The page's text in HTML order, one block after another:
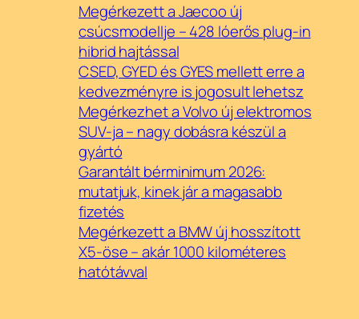
Megérkezett a Jaecoo új
csúcsmodellje – 428 lóerős plug-in
hibrid hajtással
CSED, GYED és GYES mellett erre a
kedvezményre is jogosult lehetsz
Megérkezhet a Volvo új elektromos
SUV-ja – nagy dobásra készül a
gyártó
Garantált bérminimum 2026:
mutatjuk, kinek jár a magasabb
fizetés
Megérkezett a BMW új hosszított
X5-öse – akár 1000 kilométeres
hatótávval